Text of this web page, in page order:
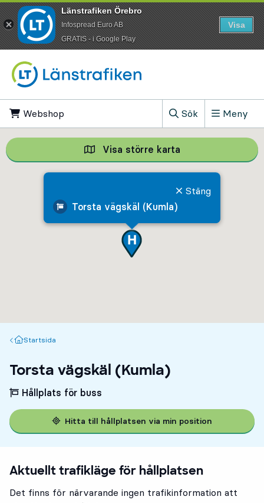
Webshop
Sök
, Visa sökfältet
Meny
Torsta vägskäl (Kumla)
Stäng
Visa större karta Visa större
Startsida
Startsida
Torsta vägskäl (Kumla)
Hållplats för buss
Hitta till hållplatsen via min position
Aktuellt trafikläge för hållplatsen
Det finns för närvarande ingen trafikinformation att
Länstrafiken Örebro
Infospread Euro AB
​GRATIS - i Google Play
Visa